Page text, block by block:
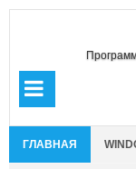
ГЛАВНАЯ